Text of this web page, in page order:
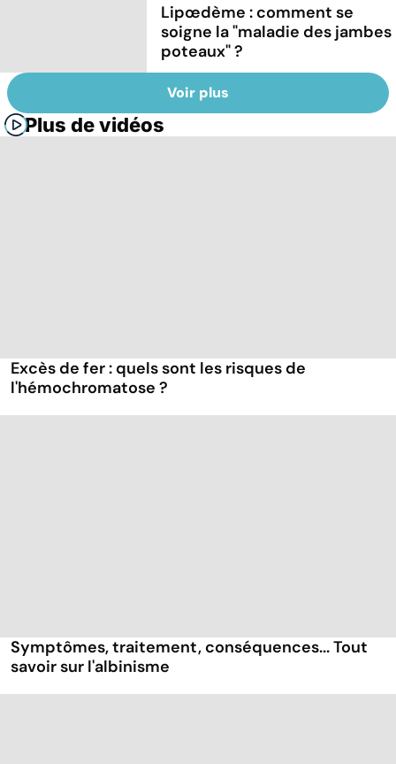
Lipœdème : comment se
soigne la "maladie des jambes
poteaux" ?
Voir plus
Plus de vidéos
Excès de fer : quels sont les risques de
l'hémochromatose ?
Symptômes, traitement, conséquences... Tout
savoir sur l'albinisme